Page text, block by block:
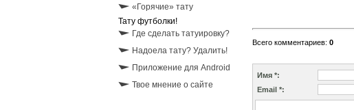
«Горячие» тату
Тату футболки!
Где сделать татуировку?
Надоела тату? Удалить!
Приложение для Android
Твое мнение о сайте
Всего комментариев: 0
Имя *:
Email *: